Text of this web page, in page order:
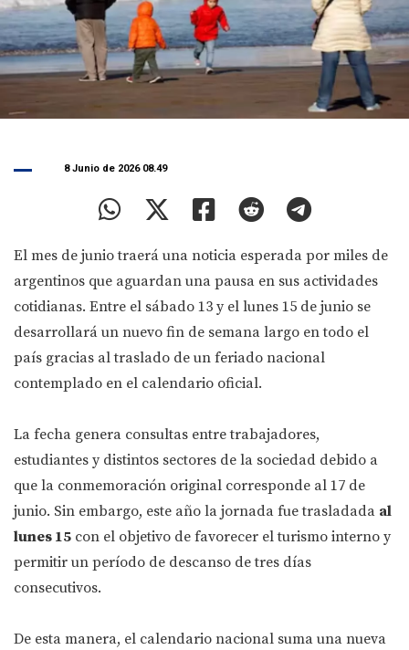
8 Junio de 2026 08.49
El mes de junio traerá una noticia esperada por miles de
argentinos que aguardan una pausa en sus actividades
cotidianas. Entre el sábado 13 y el lunes 15 de junio se
desarrollará un nuevo fin de semana largo en todo el
país gracias al traslado de un feriado nacional
contemplado en el calendario oficial.
La fecha genera consultas entre trabajadores,
estudiantes y distintos sectores de la sociedad debido a
que la conmemoración original corresponde al 17 de
junio. Sin embargo, este año la jornada fue trasladada al
lunes 15 con el objetivo de favorecer el turismo interno y
permitir un período de descanso de tres días
consecutivos.
De esta manera, el calendario nacional suma una nueva